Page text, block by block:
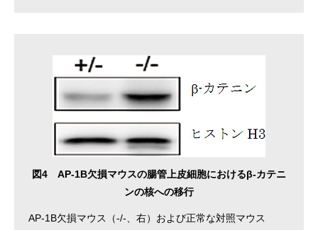
図4 AP-1B欠損マウスの腸管上皮細胞におけるβ-カテニ
ンの核への移行
AP-1B欠損マウス（-/-、右）および正常な対照マウス